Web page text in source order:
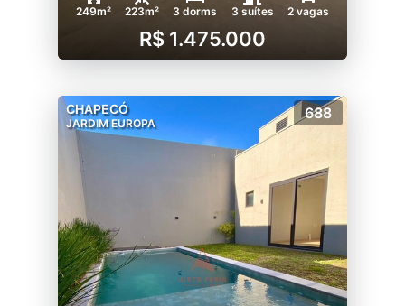
249m² 223m² 3 dorms 3 suítes 2 vagas
R$ 1.475.000
CHAPECÓ
JARDIM EUROPA
688